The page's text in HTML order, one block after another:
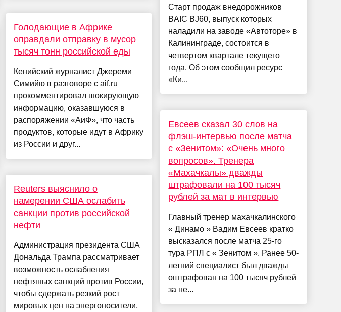
Голодающие в Африке
оправдали отправку в мусор
тысяч тонн российской еды
Кенийский журналист Джереми
Симийю в разговоре с aif.ru
прокомментировал шокирующую
информацию, оказавшуюся в
распоряжении «АиФ», что часть
продуктов, которые идут в Африку
из России и друг...
Reuters выяснило о
намерении США ослабить
санкции против российской
нефти
Администрация президента США
Дональда Трампа рассматривает
возможность ослабления
нефтяных санкций против России,
чтобы сдержать резкий рост
мировых цен на энергоносители,
Старт продаж внедорожников
BAIC BJ60, выпуск которых
наладили на заводе «Автоторе» в
Калининграде, состоится в
четвертом квартале текущего
года. Об этом сообщил ресурс
«Ки...
Евсеев сказал 30 слов на
флэш-интервью после матча
с «Зенитом»: «Очень много
вопросов». Тренера
«Махачкалы» дважды
штрафовали на 100 тысяч
рублей за мат в интервью
Главный тренер махачкалинского
« Динамо » Вадим Евсеев кратко
высказался после матча 25-го
тура РПЛ с « Зенитом ». Ранее 50-
летний специалист был дважды
оштрафован на 100 тысяч рублей
за не...